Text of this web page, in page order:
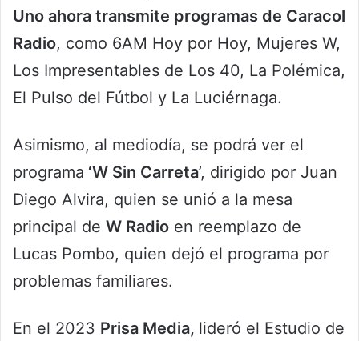
Uno ahora transmite programas de Caracol
Radio, como 6AM Hoy por Hoy, Mujeres W,
Los Impresentables de Los 40, La Polémica,
El Pulso del Fútbol y La Luciérnaga.
Asimismo, al mediodía, se podrá ver el
programa ‘W Sin Carreta’, dirigido por Juan
Diego Alvira, quien se unió a la mesa
principal de W Radio en reemplazo de
Lucas Pombo, quien dejó el programa por
problemas familiares.
En el 2023 Prisa Media, lideró el Estudio de